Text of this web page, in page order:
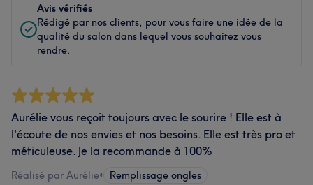
Avis vérifiés
Rédigé par nos clients, pour vous faire une idée de la
qualité du salon dans lequel vous souhaitez vous
rendre.
Aurélie vous reçoit toujours avec le sourire ! Elle est à
l'écoute de nos envies et nos besoins. Elle est très pro et
méticuleuse. Je la recommande à 100%
Réalisé par Aurélie• Remplissage ongles